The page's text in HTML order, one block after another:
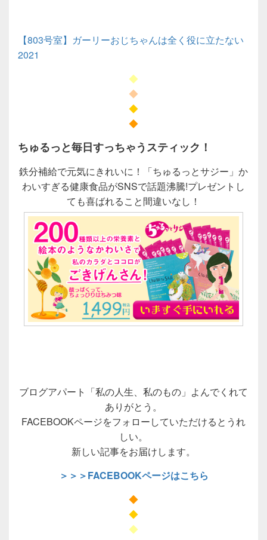
【803号室】ガーリーおじちゃんは全く役に立たない
2021
◆
◆
◆
◆
ちゅるっと毎日すっちゃうスティック！
鉄分補給で元気にきれいに！「ちゅるっとサジー」か
わいすぎる健康食品がSNSで話題沸騰!プレゼントし
ても喜ばれること間違いなし！
ブログアパート「私の人生、私のもの」よんでくれて
ありがとう。
FACEBOOKページをフォローしていただけるとうれ
しい。
新しい記事をお届けします。
＞＞＞FACEBOOKページはこちら
◆
◆
◆